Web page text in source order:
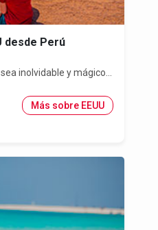
desde Perú
inolvidable y mágico...
Más sobre EEUU